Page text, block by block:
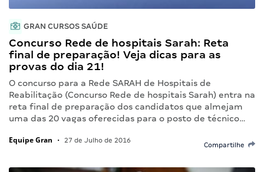
GRAN CURSOS SAÚDE
Concurso Rede de hospitais Sarah: Reta
final de preparação! Veja dicas para as
provas do dia 21!
O concurso para a Rede SARAH de Hospitais de
Reabilitação (Concurso Rede de hospitais Sarah) entra na
reta final de preparação dos candidatos que almejam
uma das 20 vagas oferecidas para o posto de técnico…
Equipe Gran • 27 de Julho de 2016
Compartilhe